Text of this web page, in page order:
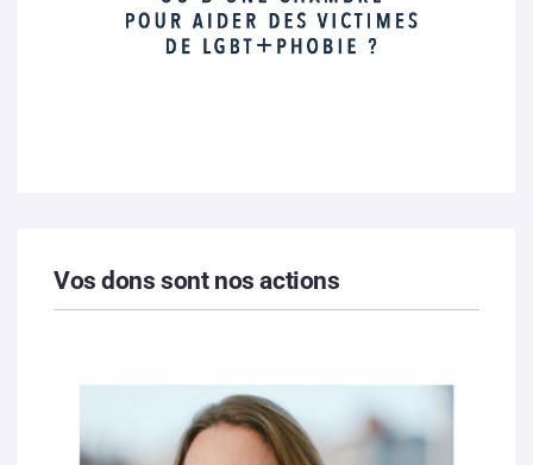
Vos dons sont nos actions